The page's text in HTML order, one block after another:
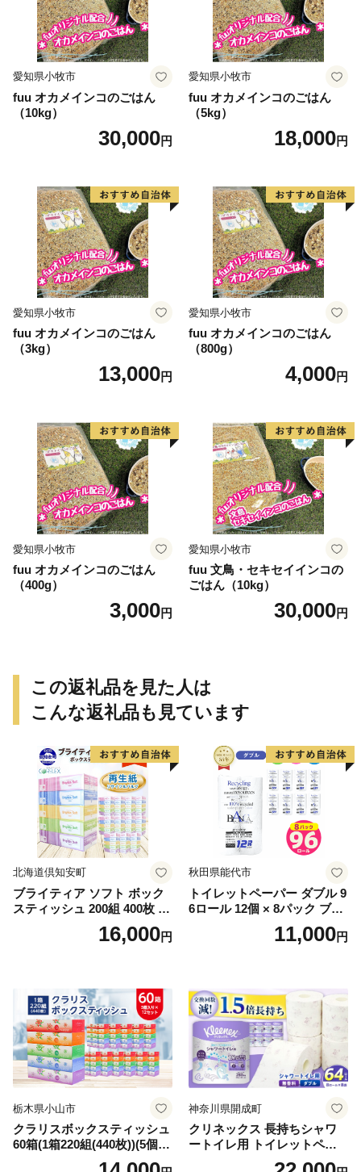
愛知県小牧市
fuu オカメインコのごはん
（10kg）
30,000円
愛知県小牧市
fuu オカメインコのごはん
（5kg）
18,000円
愛知県小牧市
fuu オカメインコのごはん
（3kg）
13,000円
愛知県小牧市
fuu オカメインコのごはん
（800g）
4,000円
愛知県小牧市
fuu オカメインコのごはん
（400g）
3,000円
愛知県小牧市
fuu 文鳥・セキセイインコの
ごはん（10kg）
30,000円
この返礼品を見た人は
こんな返礼品も見ています
北海道倶知安町
ブライティア ソフト ボック
スティッシュ 200組 400枚 60
箱 日本製 まとめ買い ティッ
シュ リサイクル 長持 防災 常
倶知安町 日用品
16,000円
秋田県能代市
トイレットペーパー ダブル 9
6ロール 12個 × 8パック ブラ
ンカ 再生紙 100％ 芯あり 日
用品 消耗品 無香料 生活用品
11,000円
栃木県小山市
クラリスボックスティッシュ
60箱(1箱220組(440枚))(5個入
り×12セット)【1256759】
神奈川県開成町
クリネックス 長持ちシャワ
ートイレ用 トイレットペー
パー（ダブル）64ロール(8ロ